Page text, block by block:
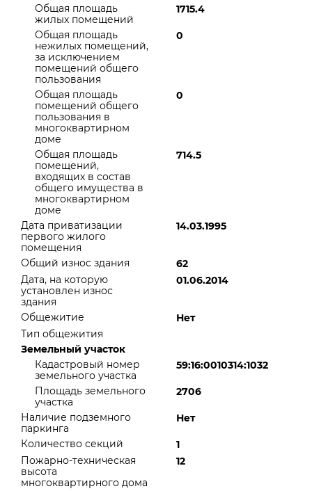
Общая площадь
жилых помещений
1715.4
Общая площадь
нежилых помещений,
за исключением
помещений общего
пользования
0
Общая площадь
помещений общего
пользования в
многоквартирном
доме
0
Общая площадь
помещений,
входящих в состав
общего имущества в
многоквартирном
доме
714.5
Дата приватизации
первого жилого
помещения
14.03.1995
Общий износ здания
62
Дата, на которую
установлен износ
здания
01.06.2014
Общежитие
Нет
Тип общежития
Земельный участок
Кадастровый номер
земельного участка
59:16:0010314:1032
Площадь земельного
участка
2706
Наличие подземного
паркинга
Нет
Количество секций
1
Пожарно-техническая
высота
многоквартирного дома
12